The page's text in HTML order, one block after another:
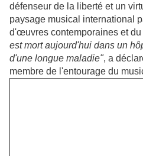
défenseur de la liberté et un
paysage musical international
d'œuvres contemporaines et du
est mort aujourd'hui dans un
d'une longue maladie", a
membre de l'entourage du